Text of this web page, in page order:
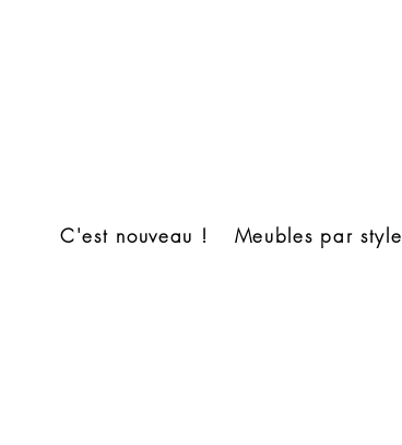
C'est nouveau ! Meubles par style